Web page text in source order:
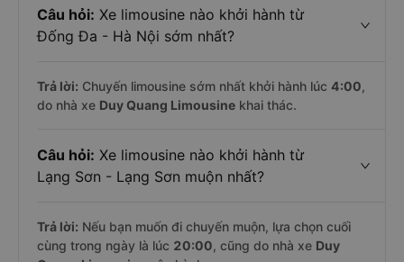
Câu hỏi: Xe limousine nào khởi hành từ
Đống Đa - Hà Nội sớm nhất?
Trả lời: Chuyến limousine sớm nhất khởi hành lúc 4:00,
do nhà xe Duy Quang Limousine khai thác.
Câu hỏi: Xe limousine nào khởi hành từ
Lạng Sơn - Lạng Sơn muộn nhất?
Trả lời: Nếu bạn muốn đi chuyến muộn, lựa chọn cuối
cùng trong ngày là lúc 20:00, cũng do nhà xe Duy